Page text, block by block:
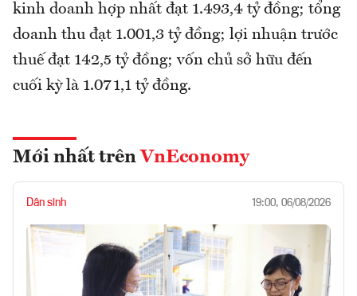
kinh doanh hợp nhất đạt 1.493,4 tỷ đồng; tổng
doanh thu đạt 1.001,3 tỷ đồng; lợi nhuận trước
thuế đạt 142,5 tỷ đồng; vốn chủ sở hữu đến
cuối kỳ là 1.071,1 tỷ đồng.
Mới nhất trên VnEconomy
Dân sinh 19:00, 06/08/2026